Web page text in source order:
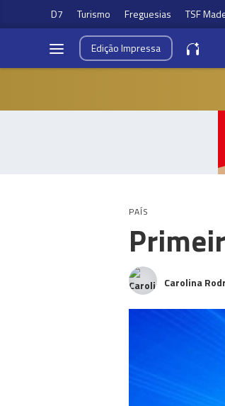
D7 Turismo Freguesias TSF
EdiçãoImpressa
PAÍS
Carolina